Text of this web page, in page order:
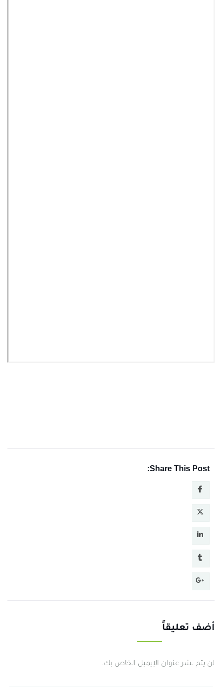
Share This Post:
أضف تعليقاً
لن يتم نشر عنوان الإيميل الخاص بك.